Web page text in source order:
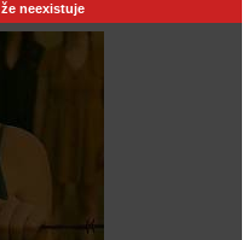
neexistuje